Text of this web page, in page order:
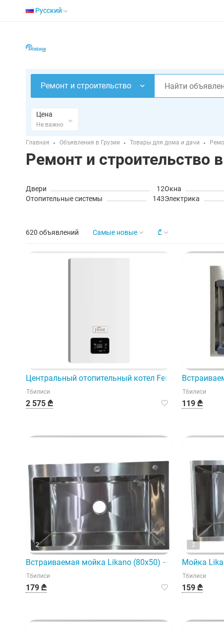
Русский
Ремонт и строительство
Цена
Не важно
Главная Объявления в Грузии Товары для дома и дачи
Ремонт и строительство
Двери 12Окна
Отопительные системы
143Электрика
620 объявлений Самые новые ₾
Центральный отопительный котел Ferroli Diva D
Тбилиси
2 575 ₾
Тбилиси
119 ₾
2
Встраиваемая мойка Likano (80x50) — идеальное
Тбилиси
179 ₾
2
Мойка
Тбилиси
159 ₾